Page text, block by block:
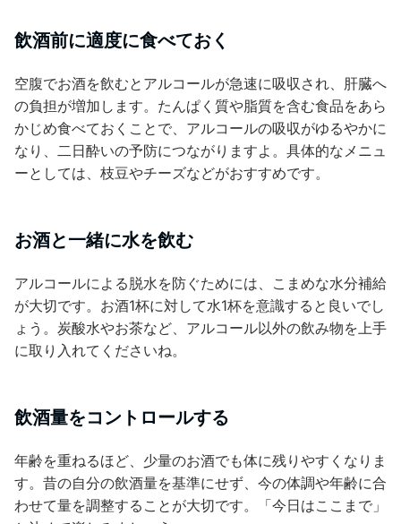
飲酒前に適度に食べておく
空腹でお酒を飲むとアルコールが急速に吸収され、肝臓へ
の負担が増加します。たんぱく質や脂質を含む食品をあら
かじめ食べておくことで、アルコールの吸収がゆるやかに
なり、二日酔いの予防につながりますよ。具体的なメニュ
ーとしては、枝豆やチーズなどがおすすめです。
お酒と一緒に水を飲む
アルコールによる脱水を防ぐためには、こまめな水分補給
が大切です。お酒1杯に対して水1杯を意識すると良いでし
ょう。炭酸水やお茶など、アルコール以外の飲み物を上手
に取り入れてくださいね。
飲酒量をコントロールする
年齢を重ねるほど、少量のお酒でも体に残りやすくなりま
す。昔の自分の飲酒量を基準にせず、今の体調や年齢に合
わせて量を調整することが大切です。「今日はここまで」